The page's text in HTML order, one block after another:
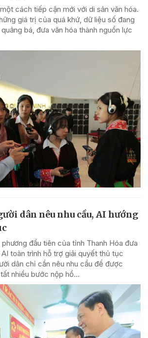
cách tiếp cận mới với di sản văn hóa.
giá trị của quá khứ, dữ liệu số đang
bá, đưa văn hóa thành nguồn lực
dân nêu nhu cầu, AI hướng
đầu tiên của tỉnh Thanh Hóa đưa
toàn trình hỗ trợ giải quyết thủ tục
dân chỉ cần nêu nhu cầu để được
nhiều bước nộp hồ...